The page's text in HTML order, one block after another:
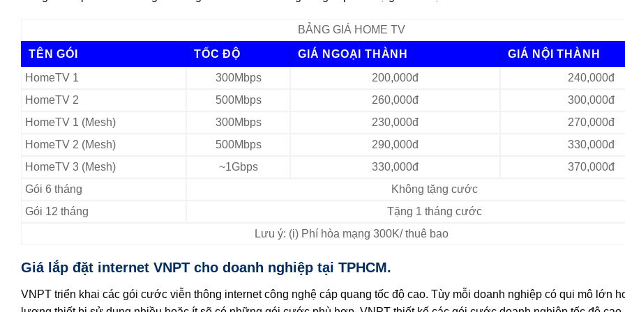
BẢNG GIÁ HOME TV
TÊN GÓI TỐC ĐỘ GIÁ NGOẠI THÀNH
GIÁ NỘI THÀNH
HomeTV 1
300Mbps 200,000đ
240,000đ
HomeTV 2
500Mbps 260,000đ
300,000đ
HomeTV 1 (Mesh)
300Mbps 230,000đ
270,000đ
HomeTV 2 (Mesh)
500Mbps 290,000đ
330,000đ
HomeTV 3 (Mesh)
~1Gbps 330,000đ
370,000đ
Gói 6 tháng
Không tặng cước
Gói 12 tháng
Tặng 1 tháng cước
Lưu ý: (i) Phí hòa mạng 300K/ thuê bao
Giá lắp đặt internet VNPT cho doanh nghiệp tại TPHCM.
VNPT triển khai các gói cước viễn thông internet công nghệ cáp quang tốc độ cao. Tùy mỗi doanh nghiệp có qui mô lớn